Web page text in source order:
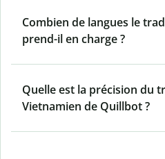
Combien de langues le
prend-il en charge ?
Quelle est la précision du
Vietnamien de Quillbot ?